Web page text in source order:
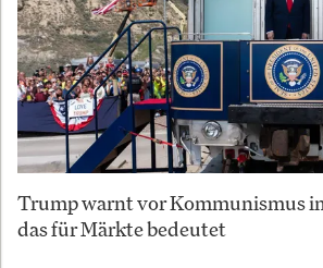
Trump warnt vor Kommunismus
das für Märkte bedeutet